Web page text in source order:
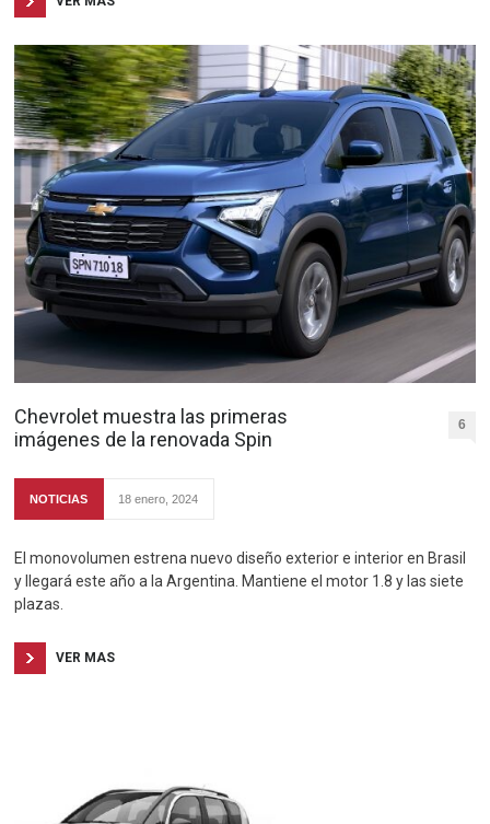
Chevrolet muestra las primeras
imágenes de la renovada Spin
6
NOTICIAS 18 enero, 2024
El monovolumen estrena nuevo diseño exterior e interior en Brasil
y llegará este año a la Argentina. Mantiene el motor 1.8 y las siete
plazas.
VER MAS